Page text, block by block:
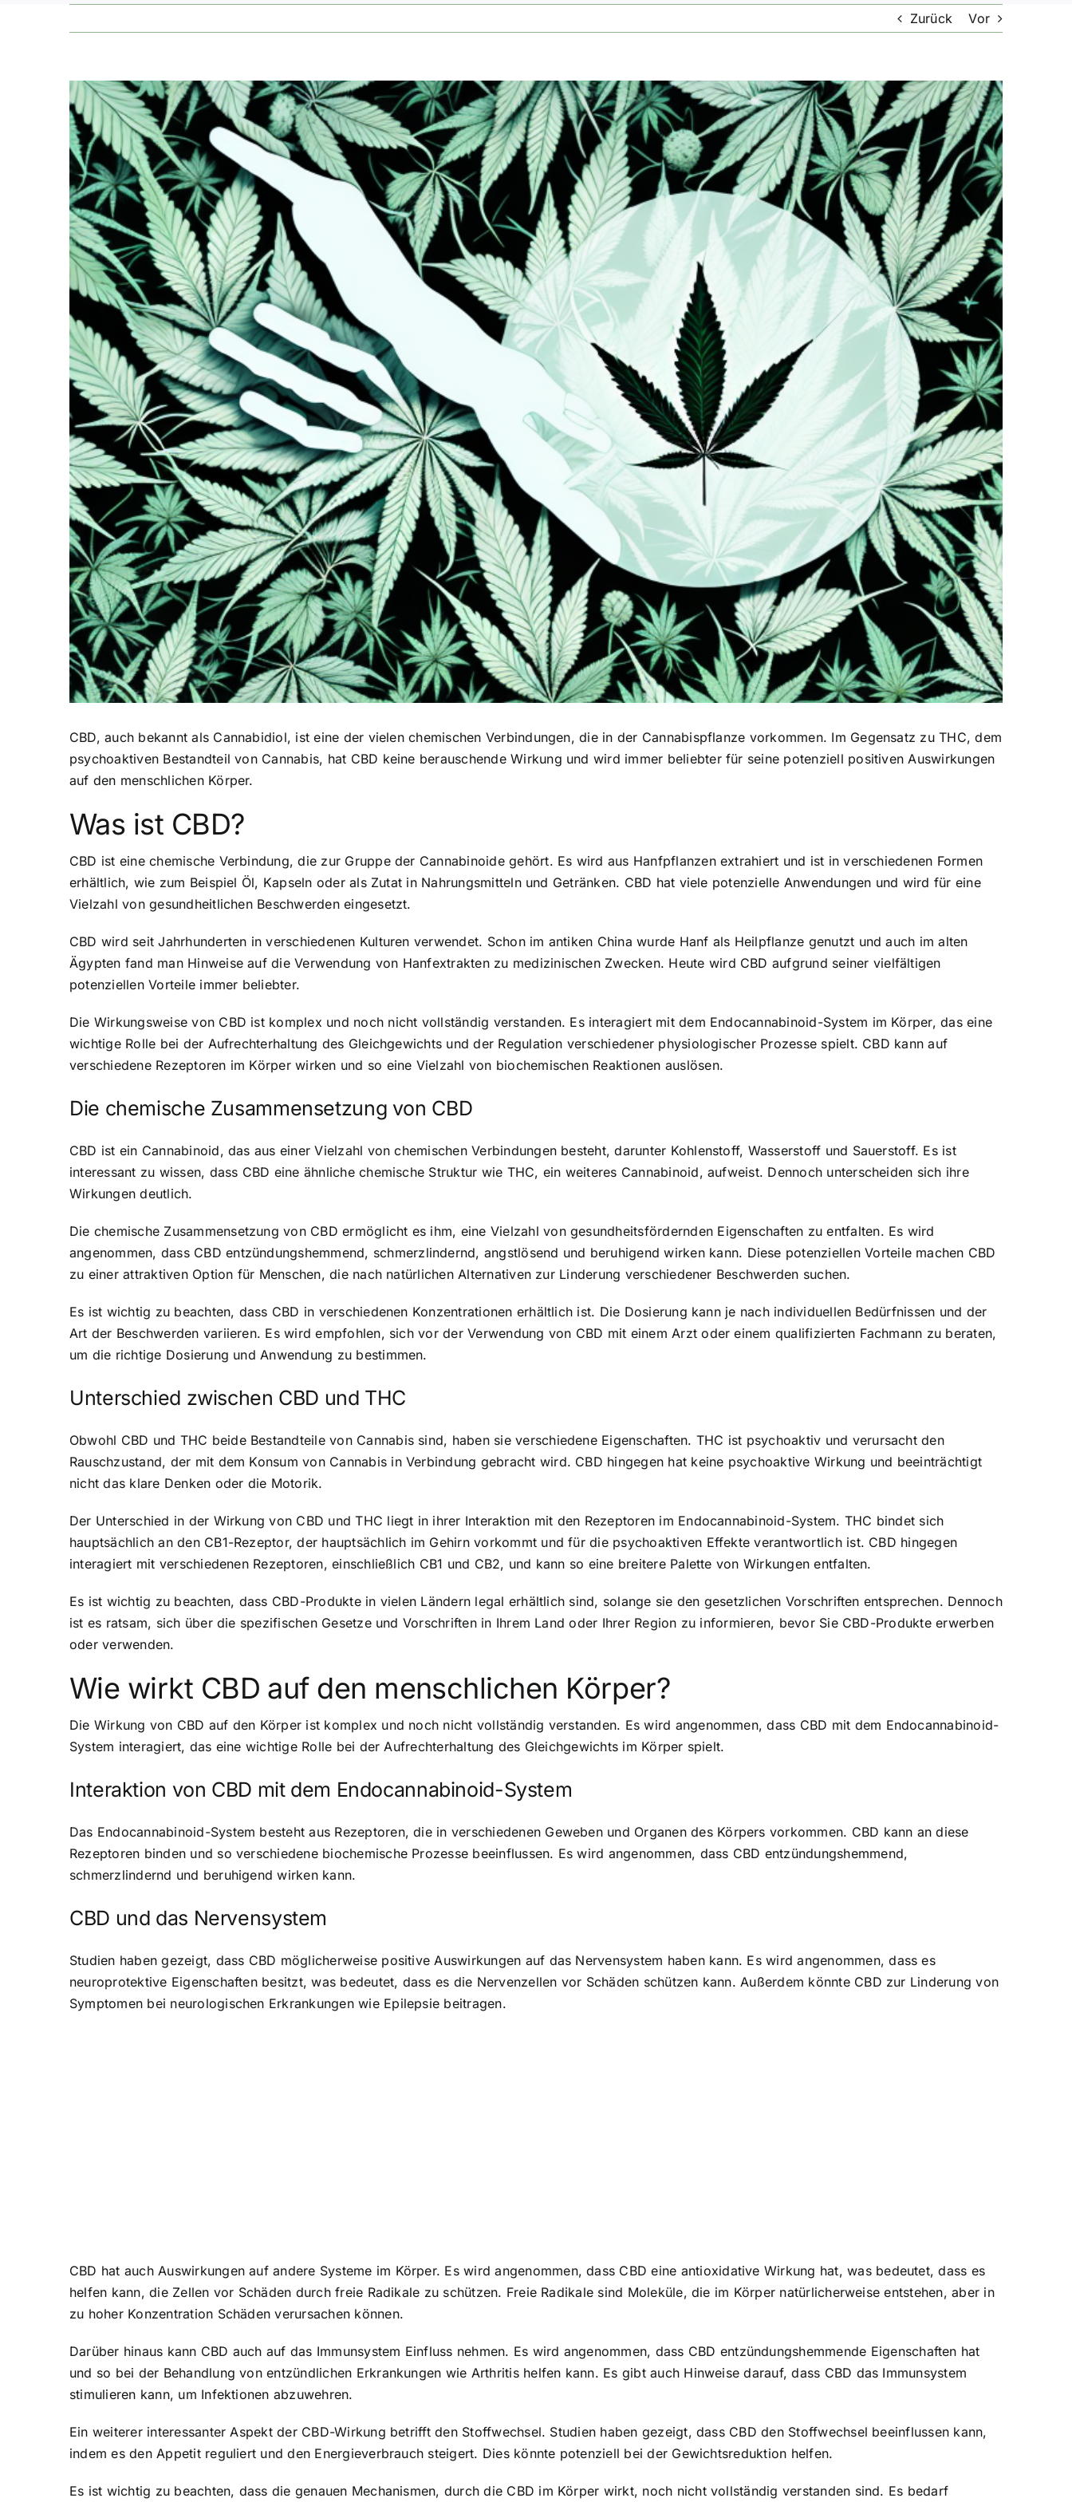
Zurück Vor
Zeige
grösseres
Bild
CBD, auch bekannt als Cannabidiol, ist eine der vielen chemischen Verbindungen, die in der Cannabispflanze vorkommen. Im Gegensatz zu THC, dem
psychoaktiven Bestandteil von Cannabis, hat CBD keine berauschende Wirkung und wird immer beliebter für seine potenziell positiven Auswirkungen
auf den menschlichen Körper.
Was ist CBD?
CBD ist eine chemische Verbindung, die zur Gruppe der Cannabinoide gehört. Es wird aus Hanfpflanzen extrahiert und ist in verschiedenen Formen
erhältlich, wie zum Beispiel Öl, Kapseln oder als Zutat in Nahrungsmitteln und Getränken. CBD hat viele potenzielle Anwendungen und wird für eine
Vielzahl von gesundheitlichen Beschwerden eingesetzt.
CBD wird seit Jahrhunderten in verschiedenen Kulturen verwendet. Schon im antiken China wurde Hanf als Heilpflanze genutzt und auch im alten
Ägypten fand man Hinweise auf die Verwendung von Hanfextrakten zu medizinischen Zwecken. Heute wird CBD aufgrund seiner vielfältigen
potenziellen Vorteile immer beliebter.
Die Wirkungsweise von CBD ist komplex und noch nicht vollständig verstanden. Es interagiert mit dem Endocannabinoid-System im Körper, das eine
wichtige Rolle bei der Aufrechterhaltung des Gleichgewichts und der Regulation verschiedener physiologischer Prozesse spielt. CBD kann auf
verschiedene Rezeptoren im Körper wirken und so eine Vielzahl von biochemischen Reaktionen auslösen.
Die chemische Zusammensetzung von CBD
CBD ist ein Cannabinoid, das aus einer Vielzahl von chemischen Verbindungen besteht, darunter Kohlenstoff, Wasserstoff und Sauerstoff. Es ist
interessant zu wissen, dass CBD eine ähnliche chemische Struktur wie THC, ein weiteres Cannabinoid, aufweist. Dennoch unterscheiden sich ihre
Wirkungen deutlich.
Die chemische Zusammensetzung von CBD ermöglicht es ihm, eine Vielzahl von gesundheitsfördernden Eigenschaften zu entfalten. Es wird
angenommen, dass CBD entzündungshemmend, schmerzlindernd, angstlösend und beruhigend wirken kann. Diese potenziellen Vorteile machen CBD
zu einer attraktiven Option für Menschen, die nach natürlichen Alternativen zur Linderung verschiedener Beschwerden suchen.
Es ist wichtig zu beachten, dass CBD in verschiedenen Konzentrationen erhältlich ist. Die Dosierung kann je nach individuellen Bedürfnissen und der
Art der Beschwerden variieren. Es wird empfohlen, sich vor der Verwendung von CBD mit einem Arzt oder einem qualifizierten Fachmann zu beraten,
um die richtige Dosierung und Anwendung zu bestimmen.
Unterschied zwischen CBD und THC
Obwohl CBD und THC beide Bestandteile von Cannabis sind, haben sie verschiedene Eigenschaften. THC ist psychoaktiv und verursacht den
Rauschzustand, der mit dem Konsum von Cannabis in Verbindung gebracht wird. CBD hingegen hat keine psychoaktive Wirkung und beeinträchtigt
nicht das klare Denken oder die Motorik.
Der Unterschied in der Wirkung von CBD und THC liegt in ihrer Interaktion mit den Rezeptoren im Endocannabinoid-System. THC bindet sich
hauptsächlich an den CB1-Rezeptor, der hauptsächlich im Gehirn vorkommt und für die psychoaktiven Effekte verantwortlich ist. CBD hingegen
interagiert mit verschiedenen Rezeptoren, einschließlich CB1 und CB2, und kann so eine breitere Palette von Wirkungen entfalten.
Es ist wichtig zu beachten, dass CBD-Produkte in vielen Ländern legal erhältlich sind, solange sie den gesetzlichen Vorschriften entsprechen. Dennoch
ist es ratsam, sich über die spezifischen Gesetze und Vorschriften in Ihrem Land oder Ihrer Region zu informieren, bevor Sie CBD-Produkte erwerben
oder verwenden.
Wie wirkt CBD auf den menschlichen Körper?
Die Wirkung von CBD auf den Körper ist komplex und noch nicht vollständig verstanden. Es wird angenommen, dass CBD mit dem Endocannabinoid-
System interagiert, das eine wichtige Rolle bei der Aufrechterhaltung des Gleichgewichts im Körper spielt.
Interaktion von CBD mit dem Endocannabinoid-System
Das Endocannabinoid-System besteht aus Rezeptoren, die in verschiedenen Geweben und Organen des Körpers vorkommen. CBD kann an diese
Rezeptoren binden und so verschiedene biochemische Prozesse beeinflussen. Es wird angenommen, dass CBD entzündungshemmend,
schmerzlindernd und beruhigend wirken kann.
CBD und das Nervensystem
Studien haben gezeigt, dass CBD möglicherweise positive Auswirkungen auf das Nervensystem haben kann. Es wird angenommen, dass es
neuroprotektive Eigenschaften besitzt, was bedeutet, dass es die Nervenzellen vor Schäden schützen kann. Außerdem könnte CBD zur Linderung von
Symptomen bei neurologischen Erkrankungen wie Epilepsie beitragen.
CBD hat auch Auswirkungen auf andere Systeme im Körper. Es wird angenommen, dass CBD eine antioxidative Wirkung hat, was bedeutet, dass es
helfen kann, die Zellen vor Schäden durch freie Radikale zu schützen. Freie Radikale sind Moleküle, die im Körper natürlicherweise entstehen, aber in
zu hoher Konzentration Schäden verursachen können.
Darüber hinaus kann CBD auch auf das Immunsystem Einfluss nehmen. Es wird angenommen, dass CBD entzündungshemmende Eigenschaften hat
und so bei der Behandlung von entzündlichen Erkrankungen wie Arthritis helfen kann. Es gibt auch Hinweise darauf, dass CBD das Immunsystem
stimulieren kann, um Infektionen abzuwehren.
Ein weiterer interessanter Aspekt der CBD-Wirkung betrifft den Stoffwechsel. Studien haben gezeigt, dass CBD den Stoffwechsel beeinflussen kann,
indem es den Appetit reguliert und den Energieverbrauch steigert. Dies könnte potenziell bei der Gewichtsreduktion helfen.
Es ist wichtig zu beachten, dass die genauen Mechanismen, durch die CBD im Körper wirkt, noch nicht vollständig verstanden sind. Es bedarf